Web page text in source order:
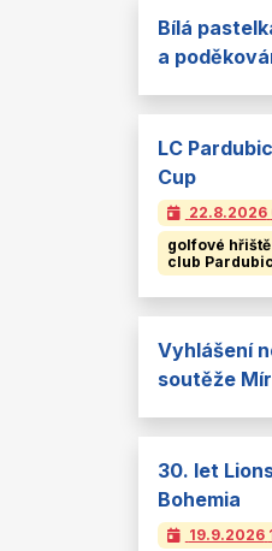
Bílá
a
LC
Cup
22.8.2026
golfové
club
Vyhlášení
soutěže
30. let
Bohemia
19.9.2026